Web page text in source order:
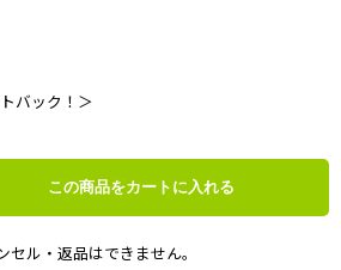
バック！＞
この商品をカートに入れる
ル・返品はできません。